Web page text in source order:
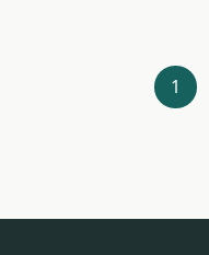
Navegação 1